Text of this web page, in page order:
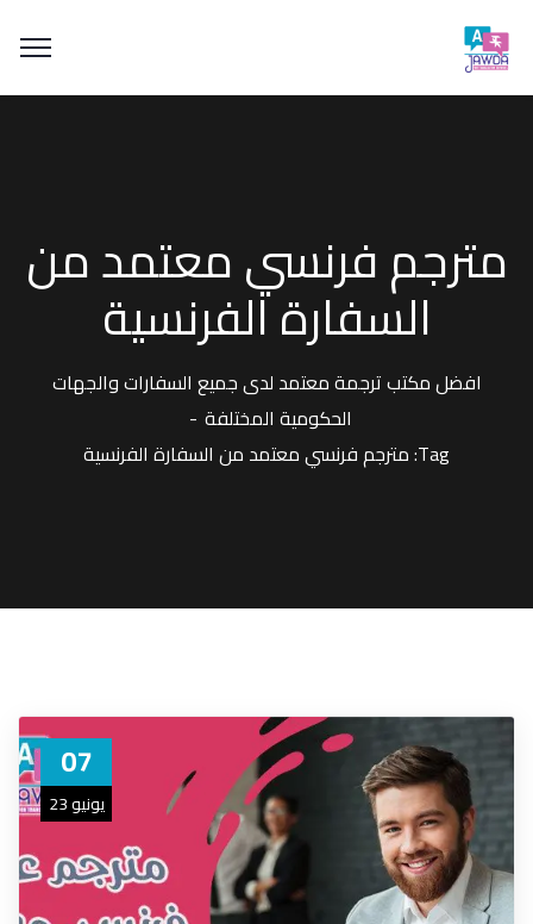
مترجم فرنسي معتمد من
السفارة الفرنسية
افضل مكتب ترجمة معتمد لدى جميع السفارات والجهات
الحكومية المختلفة
Tag: مترجم فرنسي معتمد من السفارة الفرنسية
07
يونيو 23